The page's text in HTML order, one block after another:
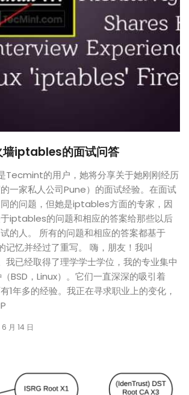
墙iptables的面试问答
的用户，她将分享关于她刚刚经历
一家私人公司Pune）的面试经验。在面试
的问题，但她是iptables方面的专家，因
iptables的问题和相应的答案给那些以后
的人。 所有的问题和相应的答案都基于
忆并经过了重写。 嗨，朋友！我叫
已经取得了理学学士学位，我的专业集中
BSD，Linux）。它们一直深深的吸引着
1年多的经验。我正在寻求职业上的变化，
月 14 日